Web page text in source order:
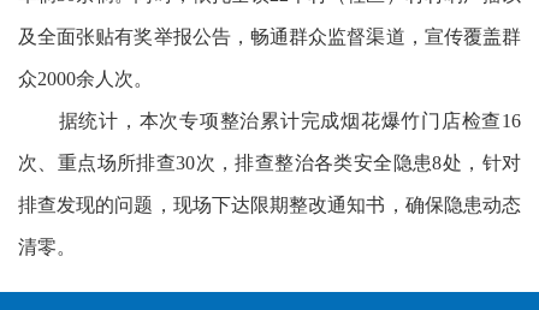
及全面张贴有奖举报公告，畅通群众监督渠道，宣传覆盖群
众2000余人次。
据统计，本次专项整治累计完成烟花爆竹门店检查16
次、重点场所排查30次，排查整治各类安全隐患8处，针对
排查发现的问题，现场下达限期整改通知书，确保隐患动态
清零。